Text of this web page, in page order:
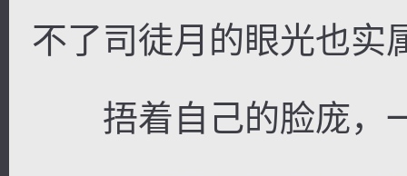
不了司徒月的眼光也实
捂着自己的脸庞，